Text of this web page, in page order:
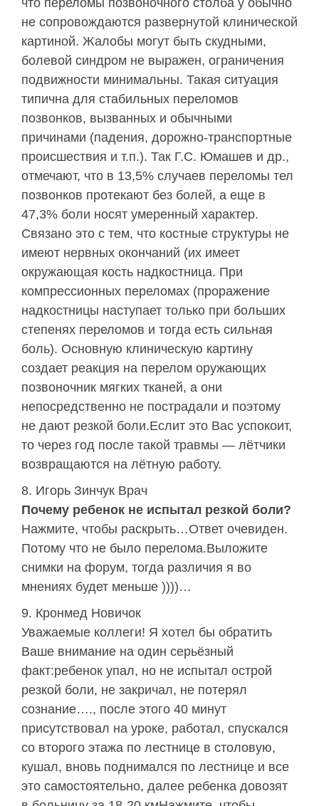
что переломы позвоночного столба у обычно
не сопровождаются развернутой клинической
картиной. Жалобы могут быть скудными,
болевой синдром не выражен, ограничения
подвижности минимальны. Такая ситуация
типична для стабильных переломов
позвонков, вызванных и обычными
причинами (падения, дорожно-транспортные
происшествия и т.п.). Так Г.С. Юмашев и др.,
отмечают, что в 13,5% случаев переломы тел
позвонков протекают без болей, а еще в
47,3% боли носят умеренный характер.
Связано это с тем, что костные структуры не
имеют нервных окончаний (их имеет
окружающая кость надкостница. При
компрессионных переломах (проражение
надкостницы наступает только при больших
степенях переломов и тогда есть сильная
боль). Основную клиническую картину
создает реакция на перелом оружающих
позвоночник мягких тканей, а они
непосредственно не пострадали и поэтому
не дают резкой боли.Еслит это Вас успокоит,
то через год после такой травмы — лётчики
возвращаются на лётную работу.
Игорь Зинчук Врач
Почему ребенок не испытал резкой боли?
Нажмите, чтобы раскрыть…Ответ очевиден.
Потому что не было перелома.Выложите
снимки на форум, тогда различия я во
мнениях будет меньше ))))…
Кронмед Новичок
Уважаемые коллеги! Я хотел бы обратить
Ваше внимание на один серьёзный
факт:ребенок упал, но не испытал острой
резкой боли, не закричал, не потерял
сознание…., после этого 40 минут
присутствовал на уроке, работал, спускался
со второго этажа по лестнице в столовую,
кушал, вновь поднимался по лестнице и все
это самостоятельно, далее ребенка довозят